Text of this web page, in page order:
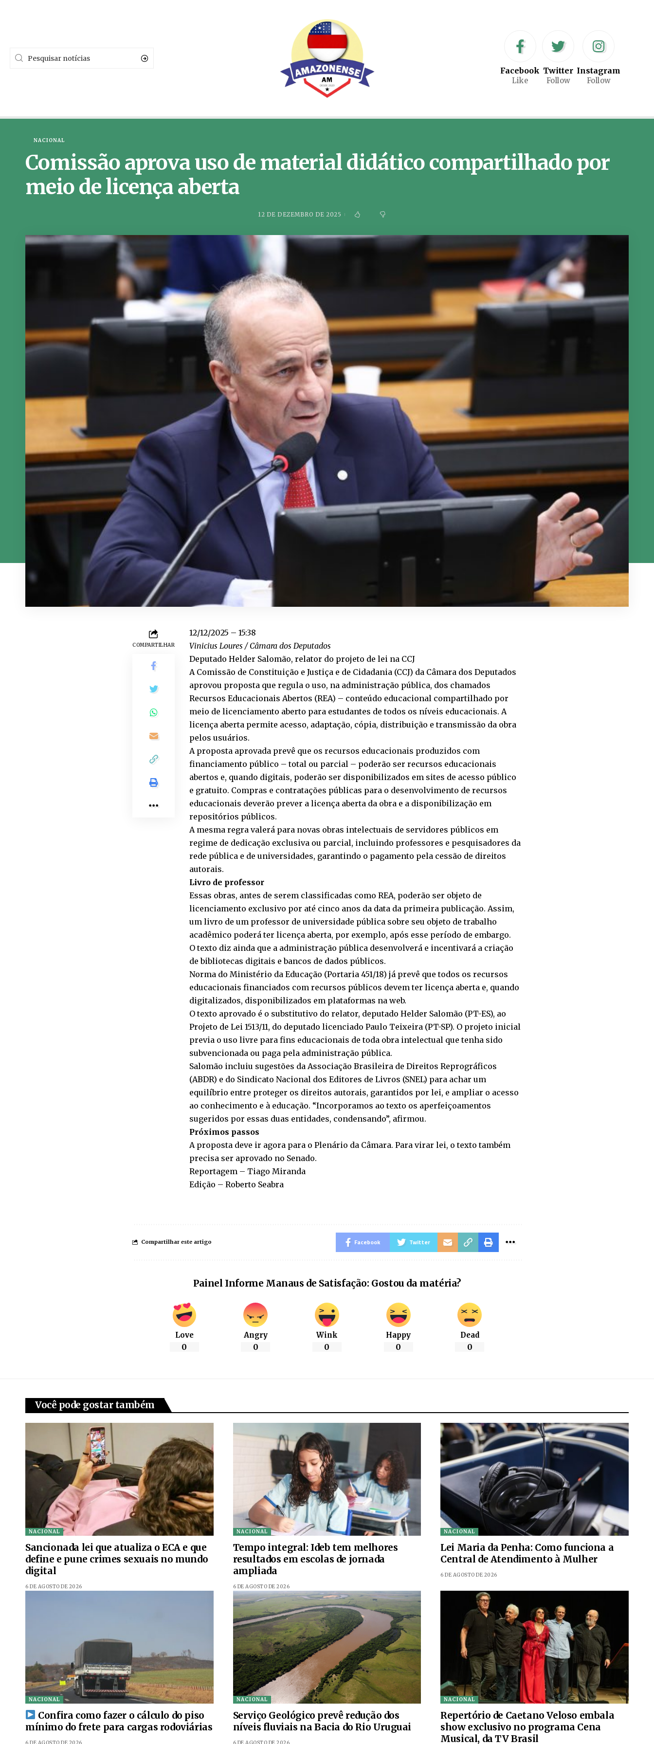
Facebook
Like
Twitter
Follow
Instagram
Follow
NACIONAL
Comissão aprova uso de material didático compartilhado por
meio de licença aberta
12 DE DEZEMBRO DE 2025
COMPARTILHAR
12/12/2025 – 15:38
Vinicius Loures / Câmara dos Deputados
Deputado Helder Salomão, relator do projeto de lei na CCJ
A Comissão de Constituição e Justiça e de Cidadania (CCJ) da Câmara dos Deputados
aprovou proposta que regula o uso, na administração pública, dos chamados
Recursos Educacionais Abertos (REA) – conteúdo educacional compartilhado por
meio de licenciamento aberto para estudantes de todos os níveis educacionais. A
licença aberta permite acesso, adaptação, cópia, distribuição e transmissão da obra
pelos usuários.
A proposta aprovada prevê que os recursos educacionais produzidos com
financiamento público – total ou parcial – poderão ser recursos educacionais
abertos e, quando digitais, poderão ser disponibilizados em sites de acesso público
e gratuito. Compras e contratações públicas para o desenvolvimento de recursos
educacionais deverão prever a licença aberta da obra e a disponibilização em
repositórios públicos.
A mesma regra valerá para novas obras intelectuais de servidores públicos em
regime de dedicação exclusiva ou parcial, incluindo professores e pesquisadores da
rede pública e de universidades, garantindo o pagamento pela cessão de direitos
autorais.
Livro de professor
Essas obras, antes de serem classificadas como REA, poderão ser objeto de
licenciamento exclusivo por até cinco anos da data da primeira publicação. Assim,
um livro de um professor de universidade pública sobre seu objeto de trabalho
acadêmico poderá ter licença aberta, por exemplo, após esse período de embargo.
O texto diz ainda que a administração pública desenvolverá e incentivará a criação
de bibliotecas digitais e bancos de dados públicos.
Norma do Ministério da Educação (Portaria 451/18) já prevê que todos os recursos
educacionais financiados com recursos públicos devem ter licença aberta e, quando
digitalizados, disponibilizados em plataformas na web.
O texto aprovado é o substitutivo do relator, deputado Helder Salomão (PT-ES), ao
Projeto de Lei 1513/11, do deputado licenciado Paulo Teixeira (PT-SP). O projeto inicial
previa o uso livre para fins educacionais de toda obra intelectual que tenha sido
subvencionada ou paga pela administração pública.
Salomão incluiu sugestões da Associação Brasileira de Direitos Reprográficos
(ABDR) e do Sindicato Nacional dos Editores de Livros (SNEL) para achar um
equilíbrio entre proteger os direitos autorais, garantidos por lei, e ampliar o acesso
ao conhecimento e à educação. “Incorporamos ao texto os aperfeiçoamentos
sugeridos por essas duas entidades, condensando”, afirmou.
Próximos passos
A proposta deve ir agora para o Plenário da Câmara. Para virar lei, o texto também
precisa ser aprovado no Senado.
Reportagem – Tiago Miranda
Edição – Roberto Seabra
Compartilhar este artigo Facebook Twitter
Painel Informe Manaus de Satisfação: Gostou da matéria?
Love
0
Angry
0
Wink
0
Happy
0
Dead
0
Você pode gostar também
NACIONAL
Sancionada lei que atualiza o ECA e que
define e pune crimes sexuais no mundo
digital
6 DE AGOSTO DE 2026
NACIONAL
Tempo integral: Ideb tem melhores
resultados em escolas de jornada
ampliada
6 DE AGOSTO DE 2026
NACIONAL
Lei Maria da Penha: Como funciona a
Central de Atendimento à Mulher
6 DE AGOSTO DE 2026
NACIONAL
Confira como fazer o cálculo do piso
mínimo do frete para cargas rodoviárias
6 DE AGOSTO DE 2026
NACIONAL
Serviço Geológico prevê redução dos
níveis fluviais na Bacia do Rio Uruguai
6 DE AGOSTO DE 2026
NACIONAL
Repertório de Caetano Veloso embala
show exclusivo no programa Cena
Musical, da TV Brasil